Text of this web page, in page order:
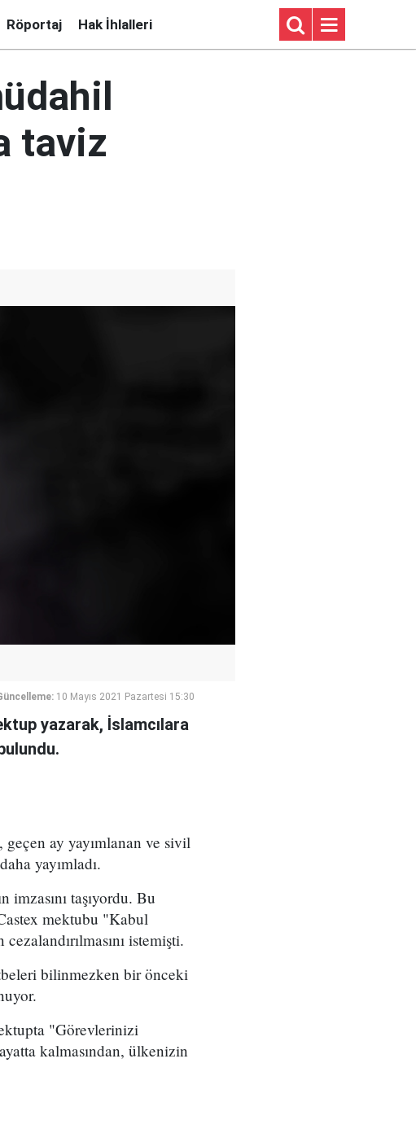
Röportaj Hak İhlalleri
taviz
10 Mayıs 2021 Pazartesi 15:30
yazarak, İslamcılara
geçen ay yayımlanan ve sivil
yayımladı.
taşıyordu. Bu
mektubu "Kabul
istemişti.
bilinmezken bir önceki
"Görevlerinizi
kalmasından, ülkenizin